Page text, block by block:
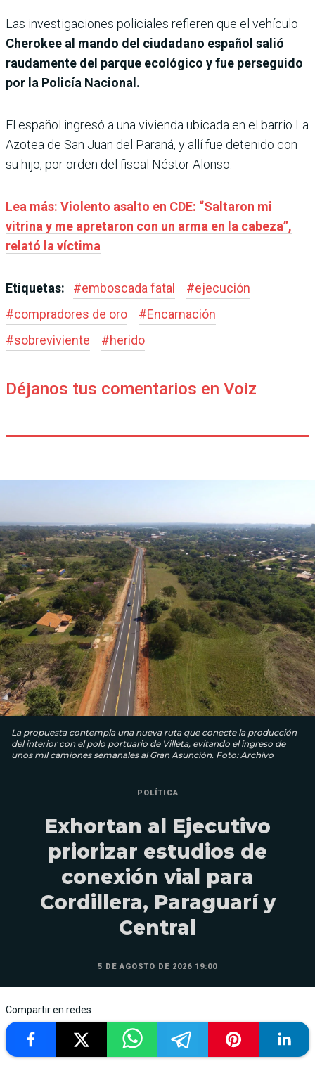
Las investigaciones policiales refieren que el vehículo
Cherokee al mando del ciudadano español salió
raudamente del parque ecológico y fue perseguido
por la Policía Nacional.
El español ingresó a una vivienda ubicada en el barrio La
Azotea de San Juan del Paraná, y allí fue detenido con
su hijo, por orden del fiscal Néstor Alonso.
Lea más: Violento asalto en CDE: “Saltaron mi
vitrina y me apretaron con un arma en la cabeza”,
relató la víctima
Etiquetas: #emboscada fatal #ejecución
#compradores de oro #Encarnación
#sobreviviente #herido
Déjanos tus comentarios en Voiz
La propuesta contempla una nueva ruta que conecte la producción
del interior con el polo portuario de Villeta, evitando el ingreso de
unos mil camiones semanales al Gran Asunción. Foto: Archivo
POLÍTICA
Exhortan al Ejecutivo
priorizar estudios de
conexión vial para
Cordillera, Paraguarí y
Central
5 DE AGOSTO DE 2026 19:00
Compartir en redes